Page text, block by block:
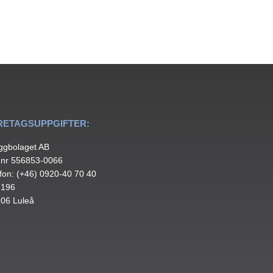
AB
556853-0066
(+46) 0920-40 70 40
Luleå